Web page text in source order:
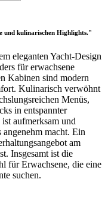
und kulinarischen Highlights."
eleganten Yacht-Design
für erwachsene
Kabinen sind modern
Kulinarisch verwöhnt
Menüs,
in entspannter
aufmerksam und
macht. Ein
am
Insgesamt ist die
für Erwachsene, die eine
suchen.